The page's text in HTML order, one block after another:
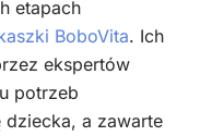
etapach
BoboVita. Ich
ekspertów
potrzeb
a zawarte